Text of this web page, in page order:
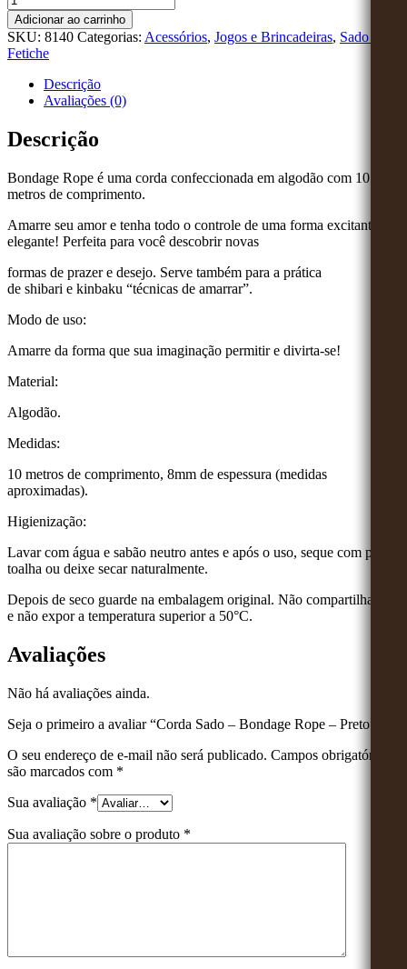
Adicionar ao carrinho
SKU: 8140 Categorias: Acessórios, Jogos e Brincadeiras, Sado e
Fetiche
Descrição
Avaliações (0)
Descrição
Bondage Rope é uma corda confeccionada em algodão com 10
metros de comprimento.
Amarre seu amor e tenha todo o controle de uma forma excitante e
elegante! Perfeita para você descobrir novas
formas de prazer e desejo. Serve também para a prática
de shibari e kinbaku “técnicas de amarrar”.
Modo de uso:
Amarre da forma que sua imaginação permitir e divirta-se!
Material:
Algodão.
Medidas:
10 metros de comprimento, 8mm de espessura (medidas
aproximadas).
Higienização:
Lavar com água e sabão neutro antes e após o uso, seque com papel
toalha ou deixe secar naturalmente.
Depois de seco guarde na embalagem original. Não compartilhar
e não expor a temperatura superior a 50°C.
Avaliações
Não há avaliações ainda.
Seja o primeiro a avaliar “Corda Sado – Bondage Rope – Preto”
O seu endereço de e-mail não será publicado. Campos obrigatórios
são marcados com *
Sua avaliação *
Sua avaliação sobre o produto *